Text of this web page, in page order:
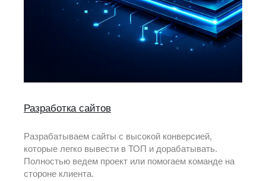
Разработка сайтов
Разрабатываем сайты с высокой конверсией,
которые легко вывести в ТОП и дорабатывать.
Полностью ведем проект или помогаем команде на
стороне клиента.